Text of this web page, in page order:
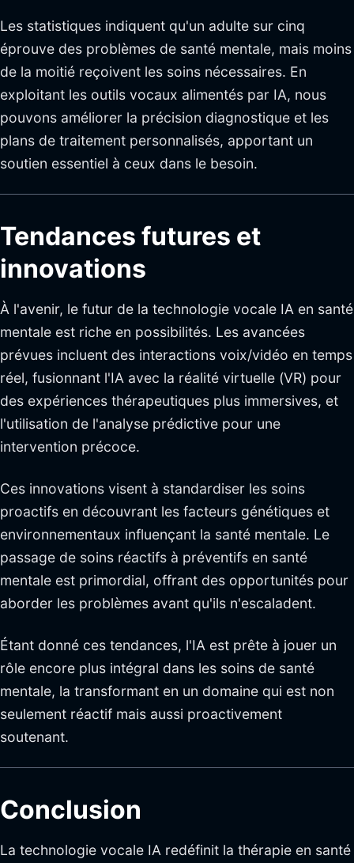
Les statistiques indiquent qu'un adulte sur cinq
éprouve des problèmes de santé mentale, mais moins
de la moitié reçoivent les soins nécessaires. En
exploitant les outils vocaux alimentés par IA, nous
pouvons améliorer la précision diagnostique et les
plans de traitement personnalisés, apportant un
soutien essentiel à ceux dans le besoin.
Tendances futures et
innovations
À l'avenir, le futur de la technologie vocale IA en santé
mentale est riche en possibilités. Les avancées
prévues incluent des interactions voix/vidéo en temps
réel, fusionnant l'IA avec la réalité virtuelle (VR) pour
des expériences thérapeutiques plus immersives, et
l'utilisation de l'analyse prédictive pour une
intervention précoce.
Ces innovations visent à standardiser les soins
proactifs en découvrant les facteurs génétiques et
environnementaux influençant la santé mentale. Le
passage de soins réactifs à préventifs en santé
mentale est primordial, offrant des opportunités pour
aborder les problèmes avant qu'ils n'escaladent.
Étant donné ces tendances, l'IA est prête à jouer un
rôle encore plus intégral dans les soins de santé
mentale, la transformant en un domaine qui est non
seulement réactif mais aussi proactivement
soutenant.
Conclusion
La technologie vocale IA redéfinit la thérapie en santé